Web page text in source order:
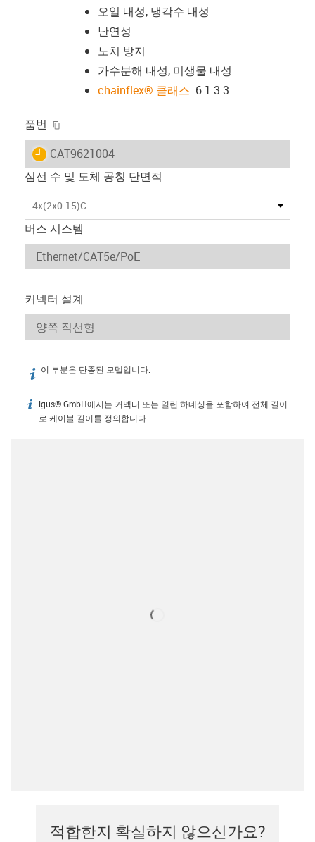
오일 내성, 냉각수 내성
난연성
노치 방지
가수분해 내성, 미생물 내성
chainflex® 클래스: 6.1.3.3
품번
igus-icon-lieferzeit
CAT9621004
심선 수 및 도체 공칭 단면적
4x(2x0.15)C
버스 시스템
커넥터 설계
igus-icon-info
이 부분은 단종된 모델입니다.
igus-icon-info
igus® GmbH에서는 커넥터 또는 열린 하네싱을 포함하여 전체 길이
로 케이블 길이를 정의합니다.
적합한지 확실하지 않으신가요?